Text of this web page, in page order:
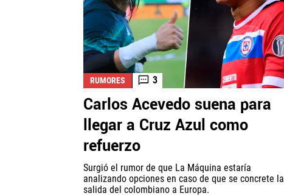
RUMORES 3
Carlos Acevedo suena para
llegar a Cruz Azul como
refuerzo
Surgió el rumor de que La Máquina estaría
analizando opciones en caso de que se concrete la
salida del colombiano a Europa.